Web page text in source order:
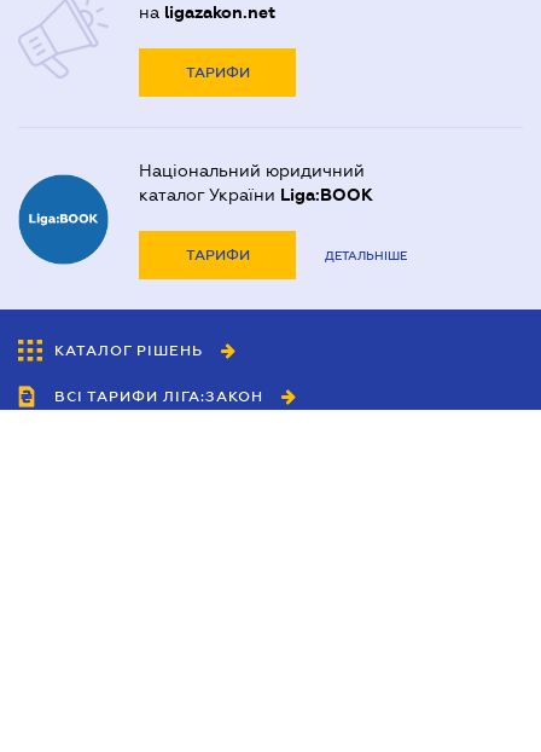
на ligazakon.net
ТАРИФИ
Національний юридичний
каталог України Liga:BOOK
ТАРИФИ ДЕТАЛЬНІШЕ
КАТАЛОГ РІШЕНЬ
ВСІ ТАРИФИ ЛІГА:ЗАКОН